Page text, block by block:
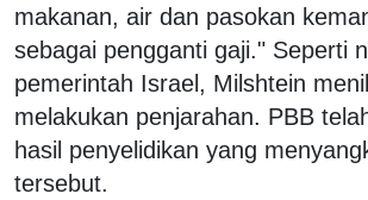
makanan, air dan pasokan
sebagai pengganti gaji." Seperti
pemerintah Israel, Milshtein
melakukan penjarahan. PBB
hasil penyelidikan yang
tersebut.